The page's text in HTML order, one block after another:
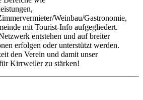
Weinbau/Gastronomie,
mit Tourist-Info aufgegliedert.
entstehen und auf breiter
erfolgen oder unterstützt werden.
den Verein und damit unser
Kirrweiler zu stärken!